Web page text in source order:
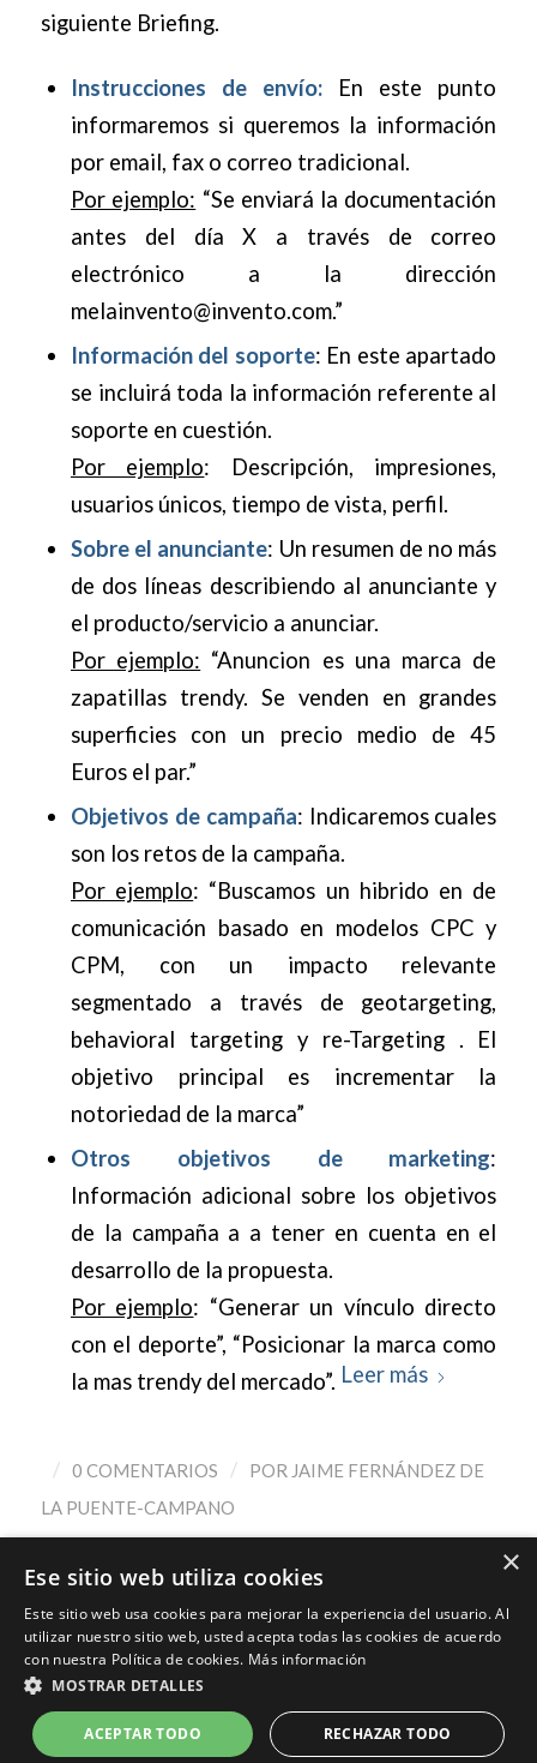
siguiente Briefing.
Instrucciones de envío: En este punto
informaremos si queremos la información
por email, fax o correo tradicional.
Por ejemplo: “Se enviará la documentación
antes del día X a través de correo
electrónico a la dirección
melainvento@invento.com.”
Información del soporte: En este apartado
se incluirá toda la información referente al
soporte en cuestión.
Por ejemplo: Descripción, impresiones,
usuarios únicos, tiempo de vista, perfil.
Sobre el anunciante: Un resumen de no más
de dos líneas describiendo al anunciante y
el producto/servicio a anunciar.
Por ejemplo: “Anuncion es una marca de
zapatillas trendy. Se venden en grandes
superficies con un precio medio de 45
Euros el par.”
Objetivos de campaña: Indicaremos cuales
son los retos de la campaña.
Por ejemplo: “Buscamos un hibrido en de
comunicación basado en modelos CPC y
CPM, con un impacto relevante
segmentado a través de geotargeting,
behavioral targeting y re-Targeting . El
objetivo principal es incrementar la
notoriedad de la marca”
Otros objetivos de marketing:
Información adicional sobre los objetivos
de la campaña a a tener en cuenta en el
desarrollo de la propuesta.
Por ejemplo: “Generar un vínculo directo
con el deporte”, “Posicionar la marca como
la mas trendy del mercado”. Leer más
/ 0 COMENTARIOS / POR JAIME FERNÁNDEZ DE
LA PUENTE-CAMPANO
© Copyright - Jaime Fernández - Marketing Digital, Marca Personal,
Consultoría
×
Ese sitio web utiliza cookies
Este sitio web usa cookies para mejorar la experiencia del usuario. Al
utilizar nuestro sitio web, usted acepta todas las cookies de acuerdo
con nuestra Política de cookies. Más información
MOSTRAR DETALLES
ACEPTAR TODO RECHAZAR TODO